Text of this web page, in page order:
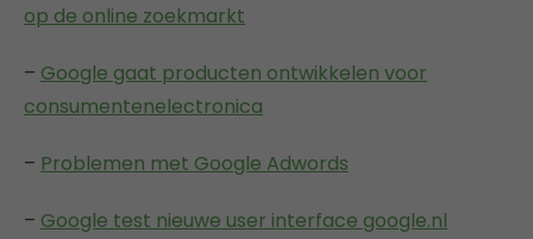
op de online zoekmarkt
– Google gaat producten ontwikkelen voor
consumentenelectronica
– Problemen met Google Adwords
– Google test nieuwe user interface google.nl